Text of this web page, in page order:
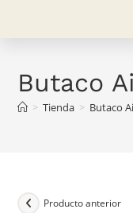
Butaco
> Tienda > Butaco
Producto anterior